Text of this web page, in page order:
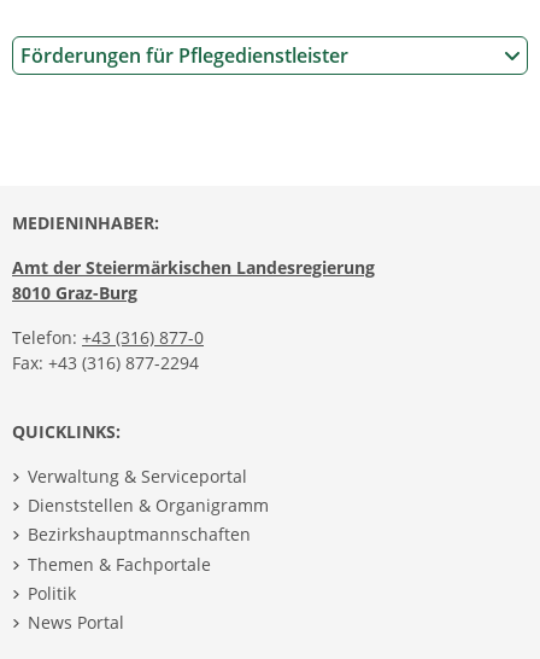
Förderungen für Pflegedienstleister
MEDIENINHABER:
Amt der Steiermärkischen Landesregierung
8010 Graz-Burg
Telefon: +43 (316) 877-0
Fax: +43 (316) 877-2294
QUICKLINKS:
Verwaltung & Serviceportal
Dienststellen & Organigramm
Bezirkshauptmannschaften
Themen & Fachportale
Politik
News Portal